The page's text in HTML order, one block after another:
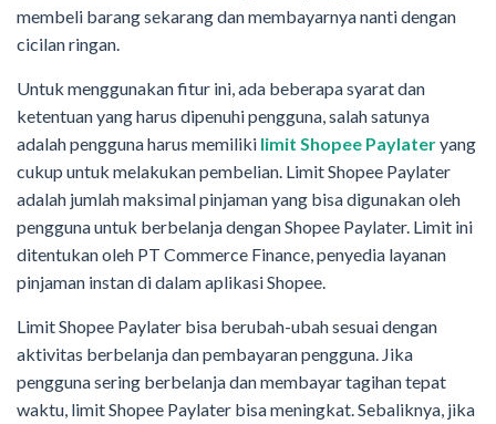
membeli barang sekarang dan membayarnya nanti dengan
cicilan ringan.
Untuk menggunakan fitur ini, ada beberapa syarat dan
ketentuan yang harus dipenuhi pengguna, salah satunya
adalah pengguna harus memiliki limit Shopee Paylateryang
cukup untuk melakukan pembelian. Limit Shopee Paylater
adalah jumlah maksimal pinjaman yang bisa digunakan oleh
pengguna untuk berbelanja dengan Shopee Paylater. Limit ini
ditentukan oleh PT Commerce Finance, penyedia layanan
pinjaman instan di dalam aplikasi Shopee.
Limit Shopee Paylater bisa berubah-ubah sesuai dengan
aktivitas berbelanja dan pembayaran pengguna. Jika
pengguna sering berbelanja dan membayar tagihan tepat
waktu, limit Shopee Paylater bisa meningkat. Sebaliknya, jika